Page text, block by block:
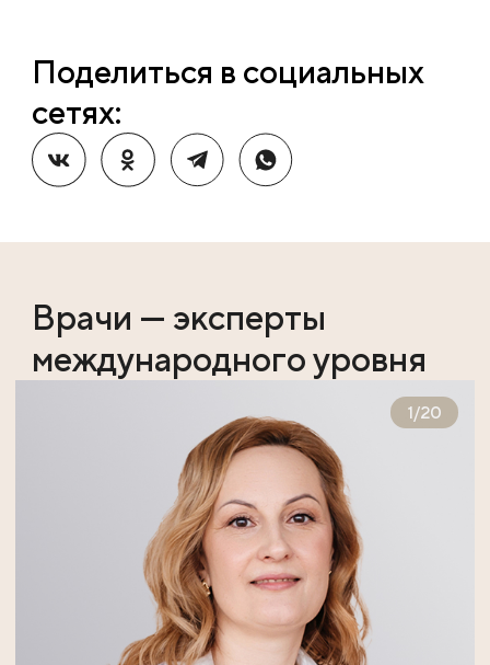
Поделиться в социальных
сетях:
Врачи — эксперты
международного уровня
1/20